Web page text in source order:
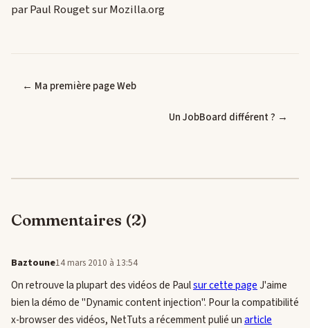
par Paul Rouget sur Mozilla.org
← Ma première page Web
Un JobBoard différent ? →
Commentaires (2)
Baztoune14 mars 2010 à 13:54
On retrouve la plupart des vidéos de Paulsur cette pageJ'aime
bien la démo de "Dynamic content injection". Pour la compatibilité
x-browser des vidéos, NetTuts a récemment pulié unarticle